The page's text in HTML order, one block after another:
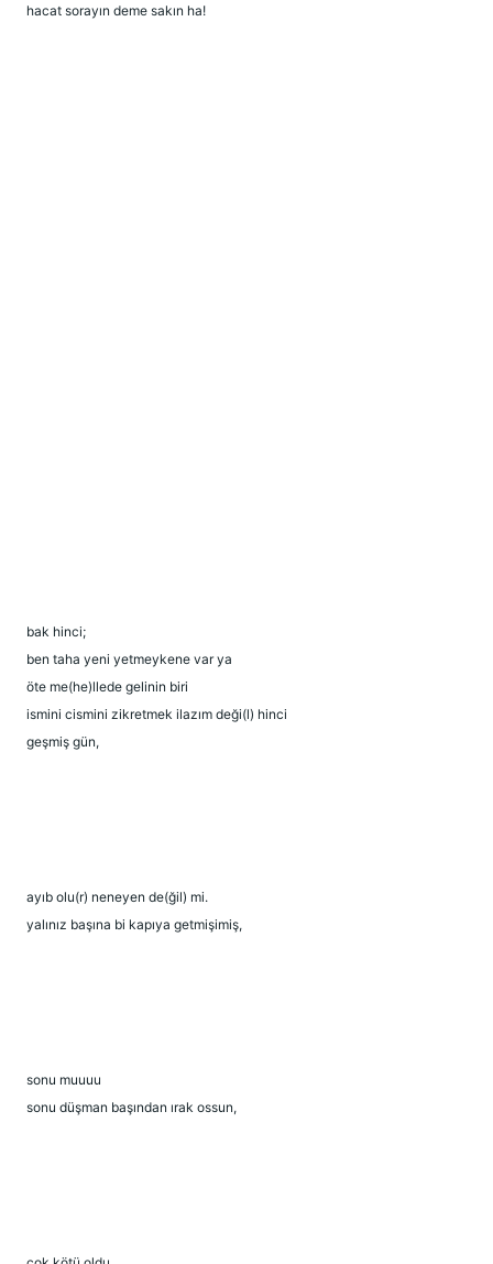
hacat sorayın deme sakın ha!
bak hinci;
ben taha yeni yetmeykene var ya
öte me(he)llede gelinin biri
ismini cismini zikretmek ilazım deği(l) hinci
geşmiş gün,
ayıb olu(r) neneyen de(ğil) mi.
yalınız başına bi kapıya getmişimiş,
sonu muuuu
sonu düşman başından ırak ossun,